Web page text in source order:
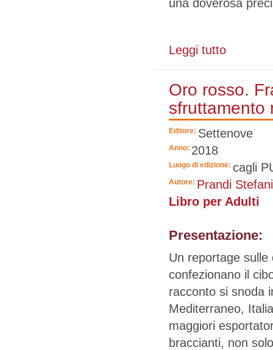
una doverosa
Leggi tutto
Oro rosso.
sfruttamento
Editore: Settenove
Anno: 2018
Luogo di edizione: cagli
Autore: Prandi
Libro per Adulti
Presentazione:
Un reportage
confezionano il
racconto si snoda
Mediterraneo,
maggiori
braccianti, non